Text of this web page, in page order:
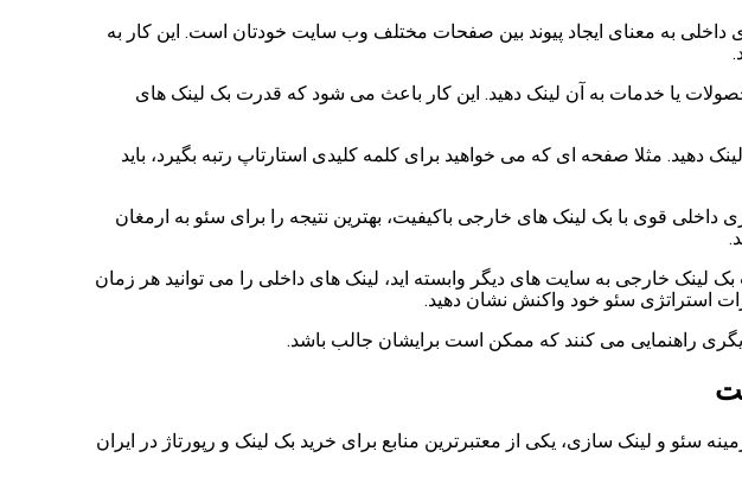
داخلی به معنای ایجاد پیوند بین صفحات مختلف وب سایت خودتان است. این کار به
یا خدمات به آن لینک دهید. این کار باعث می شود که قدرت بک لینک های
مثلا صفحه ای که می خواهید برای کلمه کلیدی استارتاپ رتبه بگیرد، باید
قوی با بک لینک های خارجی باکیفیت، بهترین نتیجه را برای سئو به ارمغان
خارجی به سایت های دیگر وابسته اید، لینک های داخلی را می توانید هر زمان
استراتژی سئو خود واکنش نشان دهید.
راهنمایی می کنند که ممکن است برایشان جالب باشد.
سئو و لینک سازی، یکی از معتبرترین منابع برای خرید بک لینک و رپورتاژ در ایران